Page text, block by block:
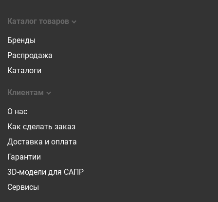
Каталог товаров
Бренды
Распродажа
Каталоги
Клиентам
О нас
Как сделать заказ
Доставка и оплата
Гарантии
3D-модели для САПР
Сервисы